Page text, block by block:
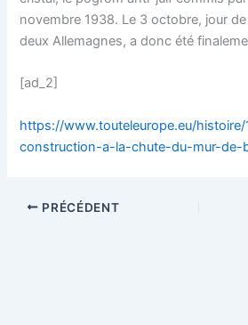
novembre 1938. Le 3 octobre, jour
deux Allemagnes, a donc été
[ad_2]
https://www.touteleurope.eu/
construction-a-la-chute-du-mur-de-
PRÉCÉDENT